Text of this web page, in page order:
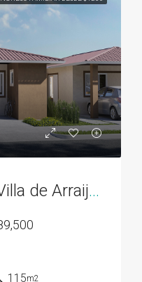
Rivera del Oeste, Villa de Arraiján
115m2